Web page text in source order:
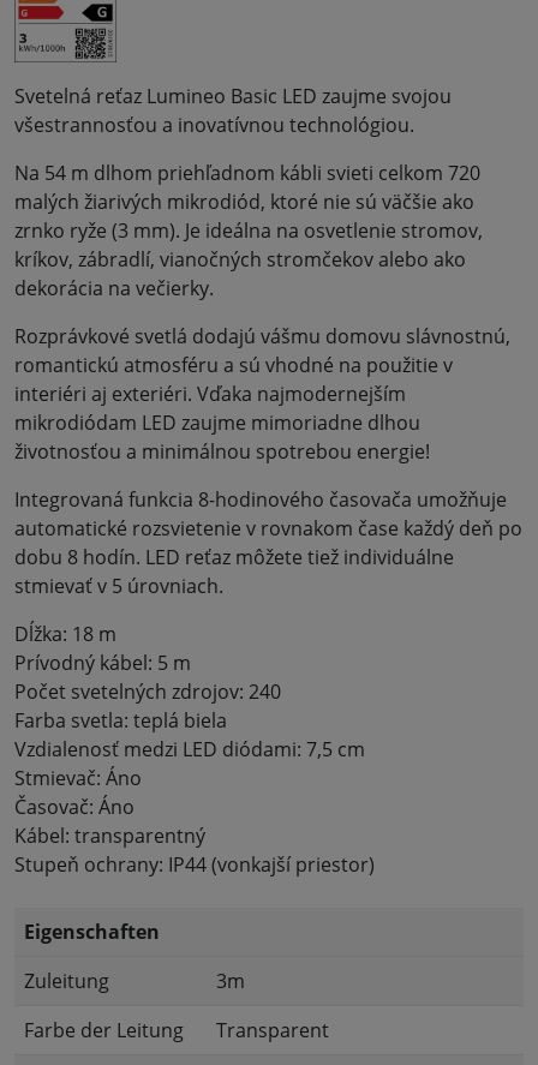
Svetelná reťaz Lumineo Basic LED zaujme svojou
všestrannosťou a inovatívnou technológiou.
Na 54 m dlhom priehľadnom kábli svieti celkom 720
malých žiarivých mikrodiód, ktoré nie sú väčšie ako
zrnko ryže (3 mm). Je ideálna na osvetlenie stromov,
kríkov, zábradlí, vianočných stromčekov alebo ako
dekorácia na večierky.
Rozprávkové svetlá dodajú vášmu domovu slávnostnú,
romantickú atmosféru a sú vhodné na použitie v
interiéri aj exteriéri. Vďaka najmodernejším
mikrodiódam LED zaujme mimoriadne dlhou
životnosťou a minimálnou spotrebou energie!
Integrovaná funkcia 8-hodinového časovača umožňuje
automatické rozsvietenie v rovnakom čase každý deň po
dobu 8 hodín. LED reťaz môžete tiež individuálne
stmievať v 5 úrovniach.
Dĺžka: 18 m
Prívodný kábel: 5 m
Počet svetelných zdrojov: 240
Farba svetla: teplá biela
Vzdialenosť medzi LED diódami: 7,5 cm
Stmievač: Áno
Časovač: Áno
Kábel: transparentný
Stupeň ochrany: IP44 (vonkajší priestor)
Eigenschaften
Zuleitung
3m
Farbe der Leitung
Transparent